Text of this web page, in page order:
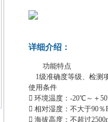
详细介绍：
功能特点
1级准确度等级、检测
使用条件
 环境温度：-20℃～＋
 相对湿度：不大于90％
 海拔高度：不超过